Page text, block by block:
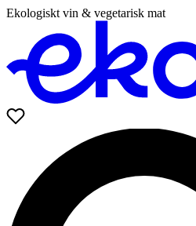
Ekologiskt vin & vegetarisk mat